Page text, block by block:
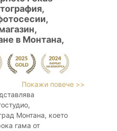
в Монтана,
Покажи повече >>
Монтана, което
гама от